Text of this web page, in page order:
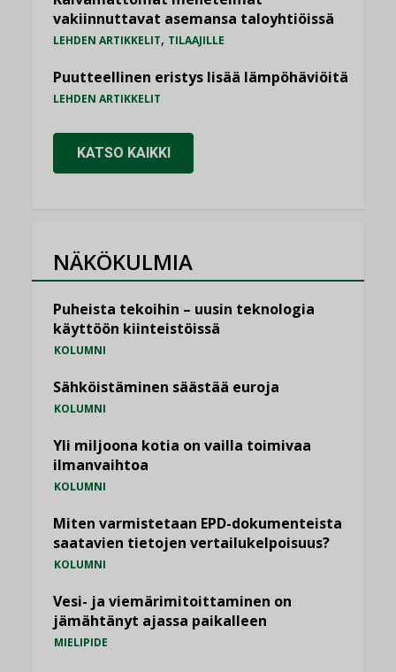
vakiinnuttavat asemansa taloyhtiöissä
LEHDEN ARTIKKELIT, TILAAJILLE
Puutteellinen eristys lisää lämpöhäviöitä
LEHDEN ARTIKKELIT
KATSO KAIKKI
NÄKÖKULMIA
Puheista tekoihin – uusin teknologia
käyttöön kiinteistöissä
KOLUMNI
Sähköistäminen säästää euroja
KOLUMNI
Yli miljoona kotia on vailla toimivaa
ilmanvaihtoa
KOLUMNI
Miten varmistetaan EPD-dokumenteista
saatavien tietojen vertailukelpoisuus?
KOLUMNI
Vesi- ja viemärimitoittaminen on
jämähtänyt ajassa paikalleen
MIELIPIDE